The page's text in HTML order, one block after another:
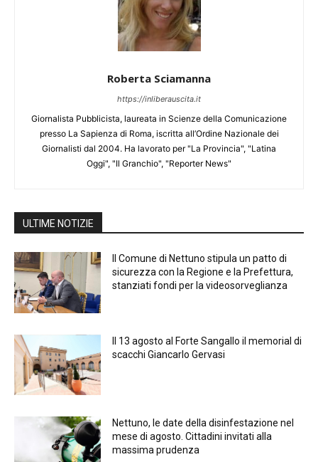
Roberta Sciamanna
https://inliberauscita.it
Giornalista Pubblicista, laureata in Scienze della Comunicazione
presso La Sapienza di Roma, iscritta all’Ordine Nazionale dei
Giornalisti dal 2004. Ha lavorato per "La Provincia", "Latina
Oggi", "Il Granchio", "Reporter News"
ULTIME NOTIZIE
Il Comune di Nettuno stipula un patto di
sicurezza con la Regione e la Prefettura,
stanziati fondi per la videosorveglianza
Il 13 agosto al Forte Sangallo il memorial di
scacchi Giancarlo Gervasi
Nettuno, le date della disinfestazione nel
mese di agosto. Cittadini invitati alla
massima prudenza